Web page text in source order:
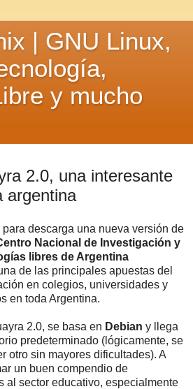
| GNU Linux,
y mucho
2.0, una interesante
argentina
descarga una nueva versión de
Nacional de Investigación y
libres de Argentina
de las principales apuestas del
en colegios, universidades y
en toda Argentina.
2.0, se basa en Debian y llega
predeterminado (lógicamente, se
otro sin mayores dificultades). A
un buen compendio de
al sector educativo, especialmente